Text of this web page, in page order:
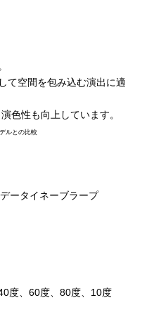
て空間を包み込む演出に適
色性も向上しています。
の比較
ータイネーブラープ
度、60度、80度、10度